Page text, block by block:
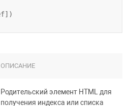
ОПИСАНИЕ
Родительский элемент HTML для
получения индекса или списка